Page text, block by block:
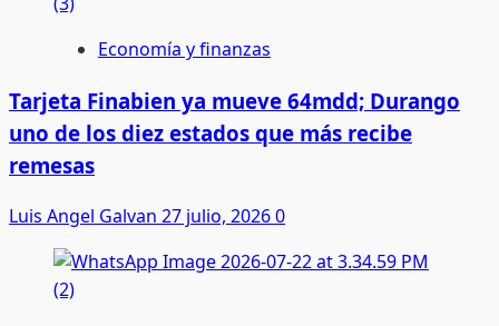
Economía y finanzas
Tarjeta Finabien ya mueve 64mdd; Durango
uno de los diez estados que más recibe
remesas
Luis Angel Galvan 27 julio, 20260